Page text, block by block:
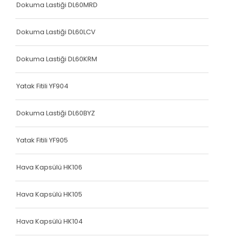
Dokuma Lastiği DL60MRD
Dokuma Lastiği DL60LCV
Dokuma Lastiği DL60KRM
Yatak Fitili YF904
Dokuma Lastiği DL60BYZ
Yatak Fitili YF905
Hava Kapsülü HK106
Hava Kapsülü HK105
Hava Kapsülü HK104